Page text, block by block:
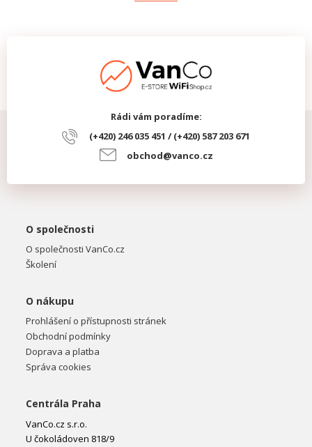
Rádi vám poradíme:
(+420) 246 035 451 / (+420) 587 203 671
obchod@vanco.cz
O společnosti
O společnosti VanCo.cz
Školení
O nákupu
Prohlášení o přístupnosti stránek
Obchodní podmínky
Doprava a platba
Správa cookies
Centrála Praha
VanCo.cz s.r.o.
U čokoládoven 818/9